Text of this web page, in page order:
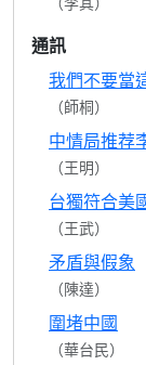
通訊
我們不要當
（師桐）
中情局推荐
（王明）
台獨符合美
（王武）
矛盾與假象
（陳達）
圍堵中國
（華台民）